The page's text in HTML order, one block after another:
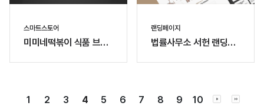
스마트스토어
미미네떡볶이 식품 브랜
랜딩페이지
법률사무소 서헌 랜딩페
1 2 3 4 5 6 7 8 9 10